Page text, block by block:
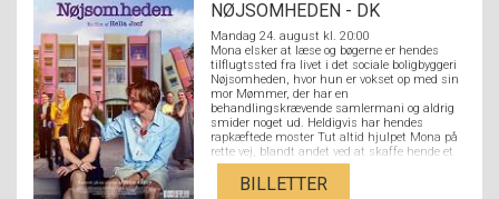
NØJSOMHEDEN - DK
UNDERTEKSTER
Mandag 24. august kl. 20:00
Mona elsker at læse og bøgerne er hendes
tilflugtssted fra livet i det sociale boligbyggeri
Nøjsomheden, hvor hun er vokset op med sin
mor Mømmer, der har en
behandlingskrævende samlermani og aldrig
smider noget ud. Heldigvis har hendes
rapkæftede moster Tut altid hjulpet Mona på
rette vej, blandt andet ved at skaffe hende et
job i den lokale boghandel. Her møder hun den
litteraturstuderende Nikolaj fra den fine ende
af byen, og de forelsker sig hovedkulds. Men
BILLETTER